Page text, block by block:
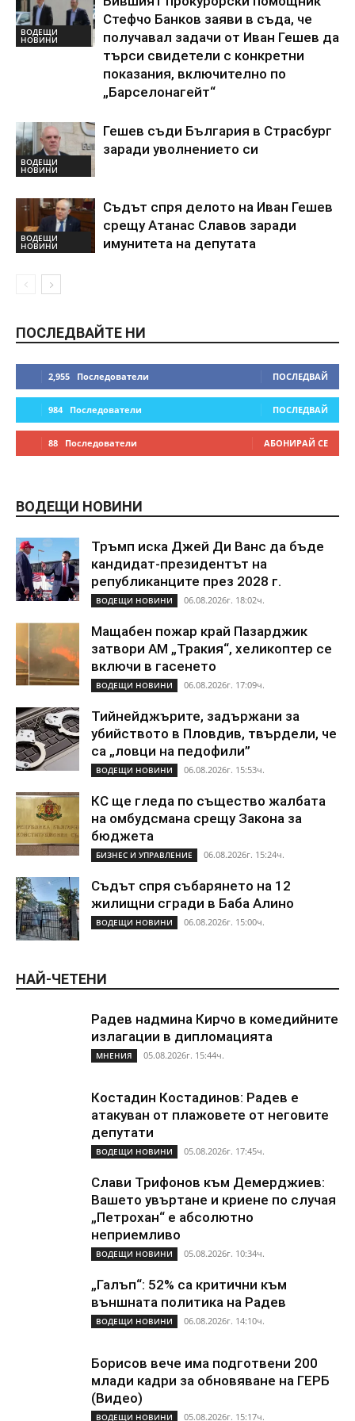
ВОДЕЩИ
НОВИНИ
Стефчо Банков заяви в съда, че
получавал задачи от Иван Гешев да
търси свидетели с конкретни
показания, включително по
„Барселонагейт“
ВОДЕЩИ
НОВИНИ
Гешев съди България в Страсбург
заради уволнението си
ВОДЕЩИ
НОВИНИ
Съдът спря делото на Иван Гешев
срещу Атанас Славов заради
имунитета на депутата
ПОСЛЕДВАЙТЕ НИ
2,955 Последователи ПОСЛЕДВАЙ
984 Последователи ПОСЛЕДВАЙ
88 Последователи АБОНИРАЙ СЕ
ВОДЕЩИ НОВИНИ
Тръмп иска Джей Ди Ванс да бъде
кандидат-президентът на
републиканците през 2028 г.
ВОДЕЩИ НОВИНИ 06.08.2026г. 18:02ч.
Мащабен пожар край Пазарджик
затвори АМ „Тракия“, хеликоптер се
включи в гасенето
ВОДЕЩИ НОВИНИ 06.08.2026г. 17:09ч.
Тийнейджърите, задържани за
убийството в Пловдив, твърдели, че
са „ловци на педофили”
ВОДЕЩИ НОВИНИ 06.08.2026г. 15:53ч.
КС ще гледа по същество жалбата
на омбудсмана срещу Закона за
бюджета
БИЗНЕС И УПРАВЛЕНИЕ 06.08.2026г. 15:24ч.
Съдът спря събарянето на 12
жилищни сгради в Баба Алино
ВОДЕЩИ НОВИНИ 06.08.2026г. 15:00ч.
НАЙ-ЧЕТЕНИ
Радев надмина Кирчо в комедийните
излагации в дипломацията
МНЕНИЯ 05.08.2026г. 15:44ч.
Костадин Костадинов: Радев е
атакуван от плажoвете от неговите
депутати
ВОДЕЩИ НОВИНИ 05.08.2026г. 17:45ч.
Слави Трифонов към Демерджиев:
Вашето увъртане и криене по случая
„Петрохан“ е абсолютно
неприемливо
ВОДЕЩИ НОВИНИ 05.08.2026г. 10:34ч.
„Галъп“: 52% са критични към
външната политика на Радев
ВОДЕЩИ НОВИНИ 06.08.2026г. 14:10ч.
Борисов вече има подготвени 200
млади кадри за обновяване на ГЕРБ
(Видео)
ВОДЕЩИ НОВИНИ 05.08.2026г. 15:17ч.